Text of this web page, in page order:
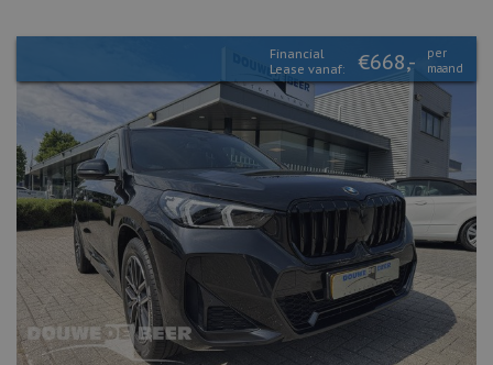
Financial
Lease vanaf:
€668,-
per
maand